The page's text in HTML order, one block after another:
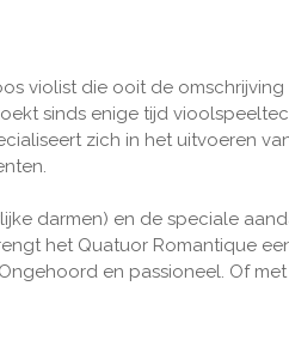
violist die ooit de
sinds enige tijd
zich in het uitvoeren
darmen) en de speciale
het Quatuor Romantique
en passioneel. Of